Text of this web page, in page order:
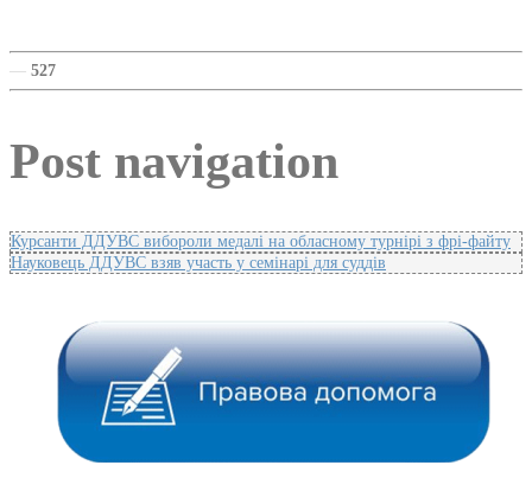
— 527
Post navigation
Курсанти ДДУВС вибороли медалі на обласному турнірі з фрі-файту
Науковець ДДУВС взяв участь у семінарі для суддів